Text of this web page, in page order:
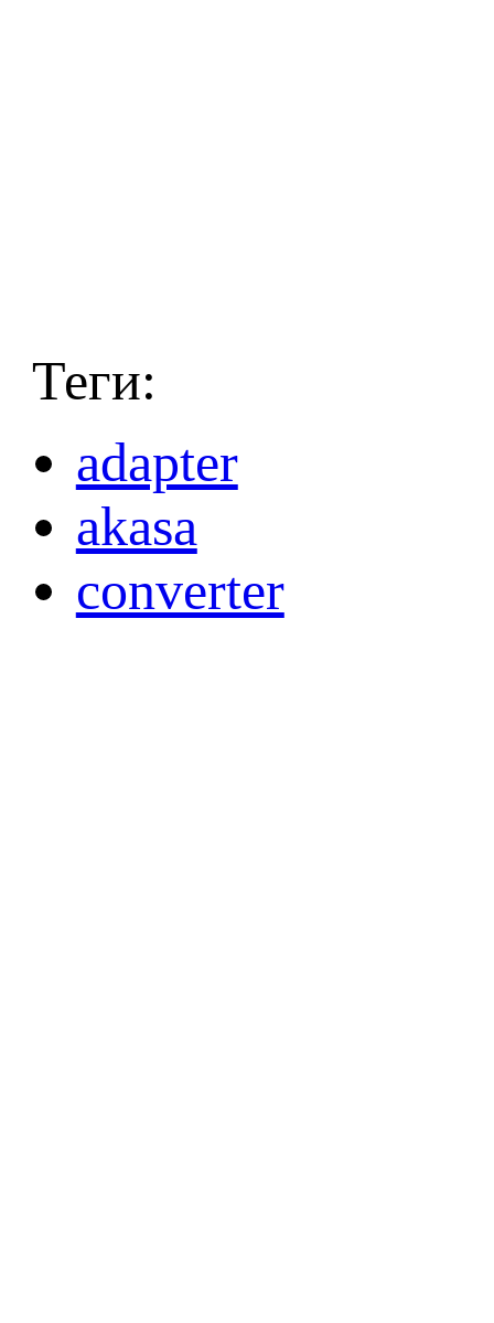
Теги:
adapter
akasa
converter